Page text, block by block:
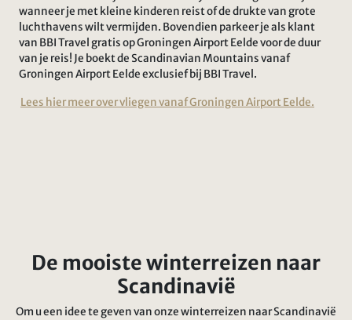
wanneer je met kleine kinderen reist of de drukte van grote
luchthavens wilt vermijden. Bovendien parkeer je als klant
van BBI Travel gratis op Groningen Airport Eelde voor de duur
van je reis! Je boekt de Scandinavian Mountains vanaf
Groningen Airport Eelde exclusief bij BBI Travel.
Lees hier meer over vliegen vanaf Groningen Airport Eelde.
De mooiste winterreizen naar
Scandinavië
Om u een idee te geven van onze winterreizen naar Scandinavië